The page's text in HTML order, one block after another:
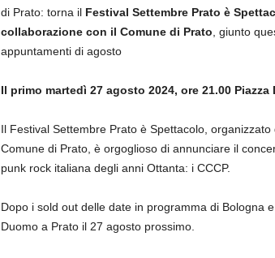
di Prato: torna il Festival Settembre Prato è
collaborazione con il Comune di Prato , giunto
appuntamenti di agosto
Il primo martedì 27 agosto 2024, ore 21.00 Piazza
Il Festival Settembre Prato è Spettacolo,
Comune di Prato, è orgoglioso di annunciare il
punk rock italiana degli anni Ottanta: i CCCP.
Dopo i sold out delle date in programma di Bologna
Duomo a Prato il 27 agosto prossimo.